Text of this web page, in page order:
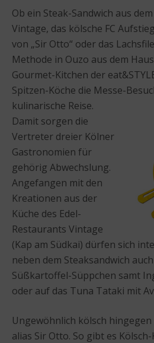
Ob ein Steak-Sandwich aus
Vintage, das kölsche FC
von „Sir Otto“ oder das
Methode in Ouzo aus dem
Gourmet-Kitchen der
Spitzen-Köche die Messe-
kulinarische Reise.
Damit sorgen die
Vertreter dreier Kölner
Gastronomien für
gehörig Abwechslung.
Angefangen mit den
Kreationen aus der
Küche des Edel-
Restaurants Vintage
(Kap am Südkai) dürfen sich
neben dem Steaksandwich
Süßkartoffel-Süppchen samt
oder auf das Tuna Tataki mit
Ungewöhnlich kölsch
alias Sir Otto. So gibt es